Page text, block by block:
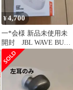
¥4,700
一*会様 新品未使用未
開封 JBL WAVE BUDS
2 ワイヤレスイヤホン